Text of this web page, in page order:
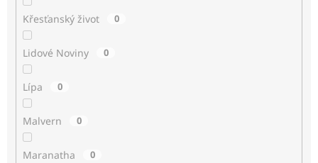
Křesťanský život 0
Lidové Noviny 0
Lípa 0
Malvern 0
Maranatha 0